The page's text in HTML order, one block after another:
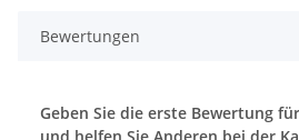
Bewertungen
Geben Sie die erste Bewertung